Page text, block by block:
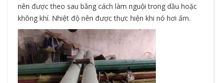
nên được theo sau bằng cách làm nguội trong dầu hoặc
không khí. Nhiệt độ nên được thực hiện khi nó hơi ấm.